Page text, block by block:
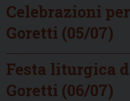
Celebrazioni
Goretti (05/07)
Festa liturgica
Goretti (06/07)